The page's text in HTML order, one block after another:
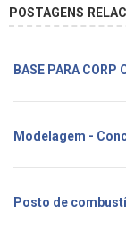
POSTAGENS
BASE PARA CORP
Modelagem -
Posto de